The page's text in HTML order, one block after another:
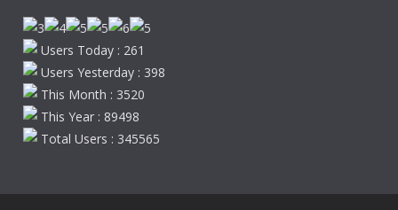
Users Today : 261
Users Yesterday : 398
This Month : 3520
This Year : 89498
Total Users : 345565